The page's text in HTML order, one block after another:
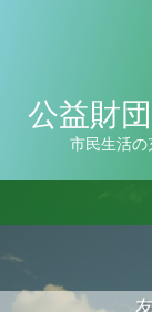
公益財
市民生活の